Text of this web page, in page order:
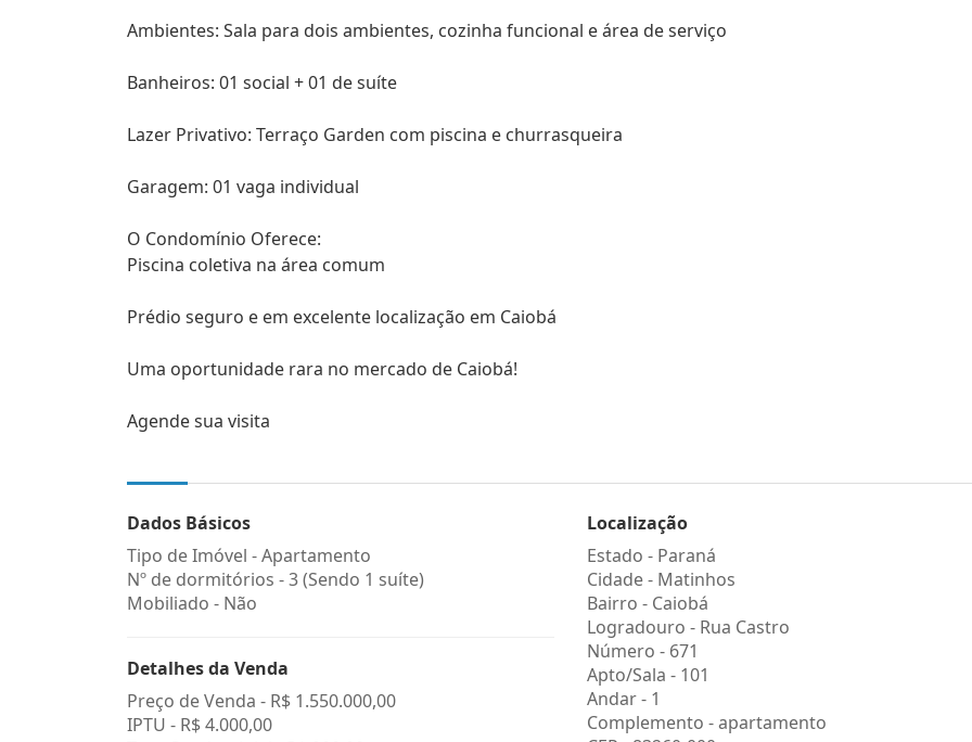
Ambientes: Sala para dois ambientes, cozinha funcional e área de serviço
Banheiros: 01 social + 01 de suíte
Lazer Privativo: Terraço Garden com piscina e churrasqueira
Garagem: 01 vaga individual
O Condomínio Oferece:
Piscina coletiva na área comum
Prédio seguro e em excelente localização em Caiobá
Uma oportunidade rara no mercado de Caiobá!
Agende sua visita
Dados Básicos
Tipo de Imóvel - Apartamento
Nº de dormitórios - 3 (Sendo 1 suíte)
Mobiliado - Não
Detalhes da Venda
Preço de Venda - R$ 1.550.000,00
IPTU - R$ 4.000,00
Localização
Estado - Paraná
Cidade - Matinhos
Bairro - Caiobá
Logradouro - Rua Castro
Número - 671
Apto/Sala - 101
Andar - 1
Complemento -apartamento